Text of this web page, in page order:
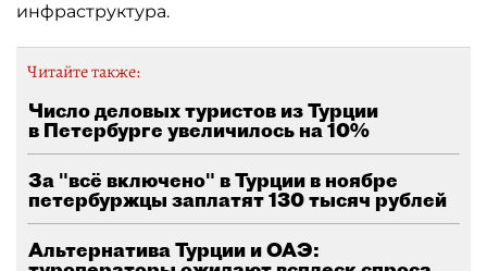
инфраструктура.
Читайте также:
Число деловых туристов из Турции
в Петербурге увеличилось на 10%
За "всё включено" в Турции в ноябре
петербуржцы заплатят 130 тысяч рублей
Альтернатива Турции и ОАЭ: